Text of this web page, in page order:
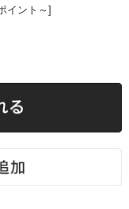
イント～]